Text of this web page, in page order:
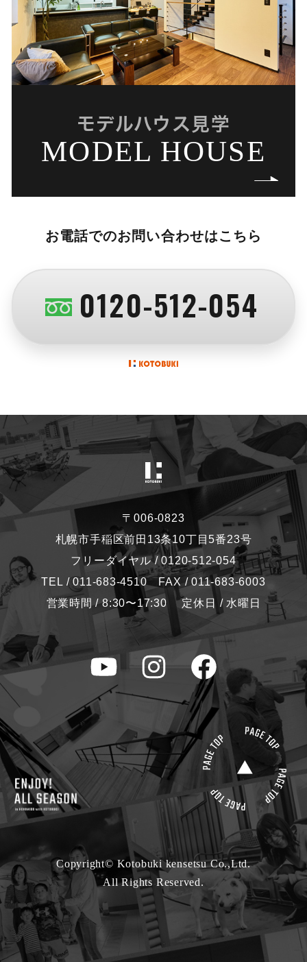
モデルハウス見学
MODEL HOUSE
お電話でのお問い合わせはこちら
0120-512-054
〒006-0823
札幌市手稲区前田13条10丁目5番23号
フリーダイヤル / 0120-512-054
TEL / 011-683-4510 FAX / 011-683-6003
営業時間 / 8:30〜17:30 定休日 / 水曜日
Copyright© Kotobuki kensetsu Co.,Ltd.
All Rights Reserved.